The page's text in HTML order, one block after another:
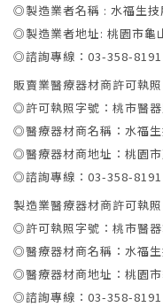
◎製造業者名稱 : 水福生技
◎製造業者地址: 桃園市龜
◎諮詢專線：03-358-8191
販賣業醫療器材商許可執照
◎許可執照字號：桃市醫
◎醫療器材商名稱：水福
◎醫療器材商地址：桃園
◎諮詢專線：03-358-8191
製造業醫療器材商許可執照
◎許可執照字號：桃市醫
◎醫療器材商名稱：水福
◎醫療器材商地址：桃園
◎諮詢專線：03-358-8191